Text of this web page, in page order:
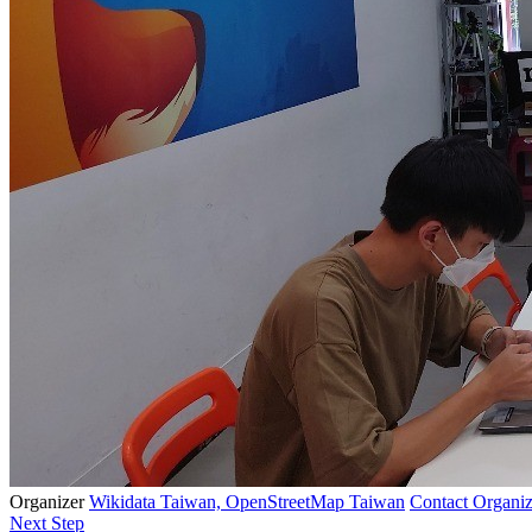
OrganizerWikidata Taiwan, OpenStreetMap Taiwan Contact
Next Step